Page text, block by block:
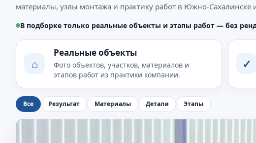
материалы, узлы монтажа и практику работ в Южно-Сахалинске
В подборке только реальные объекты и этапы работ — без
⌂
Реальные объекты
Фото объектов, участков, материалов и
этапов работ из практики компании.
✓
Все Результат Материалы Детали Этапы